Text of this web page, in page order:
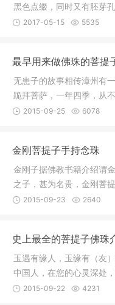
黑色点缀，同时又有胚芽
月菩提。
2017-05-15 5535
最早用来做佛珠的菩提
无患子的故事相传漳州有
跪拜菩萨，一年四季，从
山洪暴发
2015-09-25 6078
金刚菩提子手持念珠
金刚子据佛教书籍介绍谓
之子，甚为名贵，金刚菩
地区有一
2015-09-23 2640
史上最全的菩提子佛珠
玉遇有缘人，玉缘有（友
中国人，在您的心灵深处
发掘了吗
2015-09-22 4231